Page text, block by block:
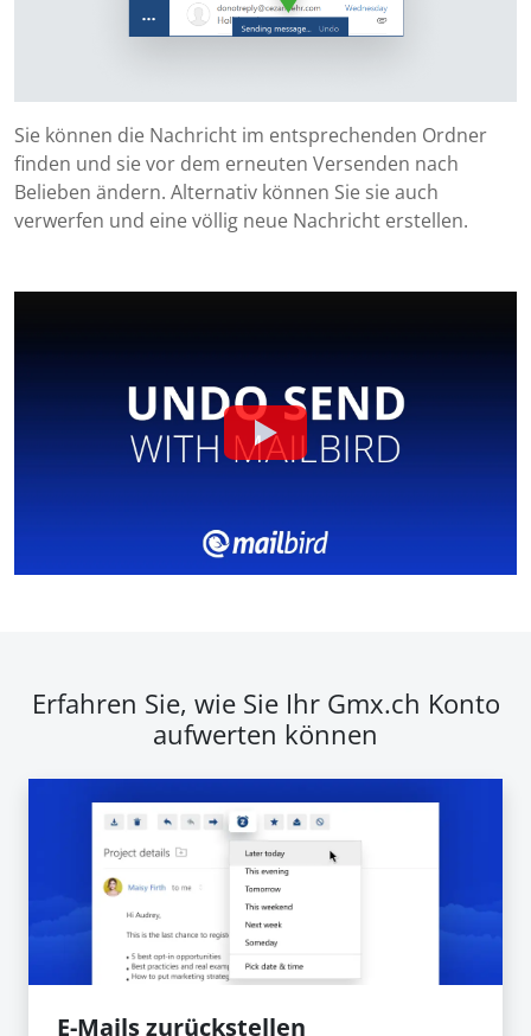
Sie können die Nachricht im entsprechenden Ordner
finden und sie vor dem erneuten Versenden nach
Belieben ändern. Alternativ können Sie sie auch
verwerfen und eine völlig neue Nachricht erstellen.
Erfahren Sie, wie Sie Ihr Gmx.ch Konto
aufwerten können
E-Mails zurückstellen